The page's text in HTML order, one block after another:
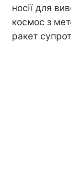
носії для
космос з
ракет